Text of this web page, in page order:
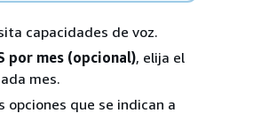
capacidades de voz.
por mes (opcional), elija el
mes.
opciones que se indican a